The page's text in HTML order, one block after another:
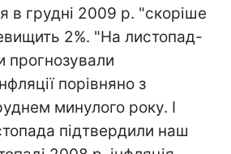
в грудні 2009 р. "скоріше
2%. "На листопад-
прогнозували
порівняно з
минулого року. І
підтвердили наш